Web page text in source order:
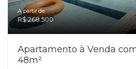
A partir de:
R$ 268.500
Apartamento à Venda
48m²